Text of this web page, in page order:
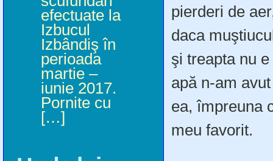
efectuate la
Izbucul
Izbândiş în
perioada
martie –
iunie 2017.
Pornite cu
[…]
pierderi de
daca
şi treapta nu
apă n-am
ea, împreuna
meu favorit.